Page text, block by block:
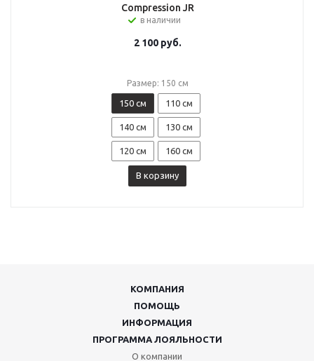
Compression JR
в наличии
2 100руб.
Размер: 150 см
150 см 110 см
140 см 130 см
120 см 160 см
В корзину
КОМПАНИЯ
ПОМОЩЬ
ИНФОРМАЦИЯ
ПРОГРАММА ЛОЯЛЬНОСТИ
О компании